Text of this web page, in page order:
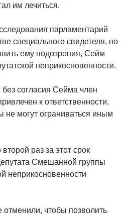
им лечиться.
парламентарий
специального свидетеля, но
ему подозрения, Сейм
неприкосновенности.
согласия Сейма член
к ответственности,
не могут ограниваться иным
раз за этот срок
Смешанной группы
неприкосновенности
отменили, чтобы позволить